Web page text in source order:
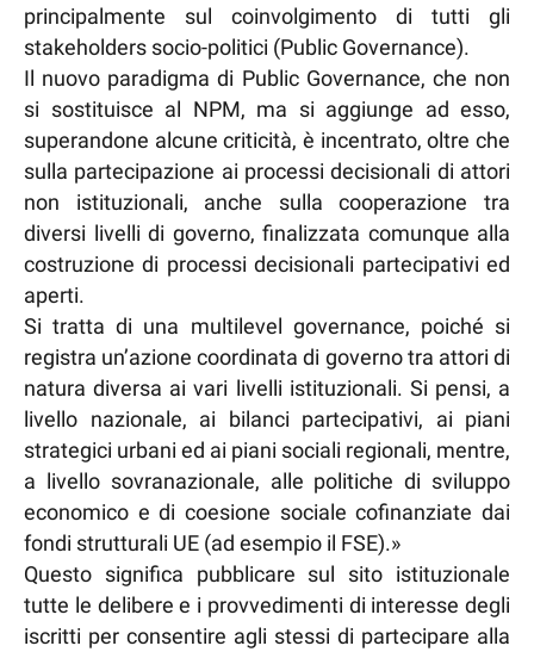
principalmente sul coinvolgimento di tutti gli
stakeholders socio-politici (Public Governance).
Il nuovo paradigma di Public Governance, che non
si sostituisce al NPM, ma si aggiunge ad esso,
superandone alcune criticità, è incentrato, oltre che
sulla partecipazione ai processi decisionali di attori
non istituzionali, anche sulla cooperazione tra
diversi livelli di governo, finalizzata comunque alla
costruzione di processi decisionali partecipativi ed
aperti.
Si tratta di una multilevel governance, poiché si
registra un’azione coordinata di governo tra attori di
natura diversa ai vari livelli istituzionali. Si pensi, a
livello nazionale, ai bilanci partecipativi, ai piani
strategici urbani ed ai piani sociali regionali, mentre,
a livello sovranazionale, alle politiche di sviluppo
economico e di coesione sociale cofinanziate dai
fondi strutturali UE (ad esempio il FSE).»
Questo significa pubblicare sul sito istituzionale
tutte le delibere e i provvedimenti di interesse degli
iscritti per consentire agli stessi di partecipare alla